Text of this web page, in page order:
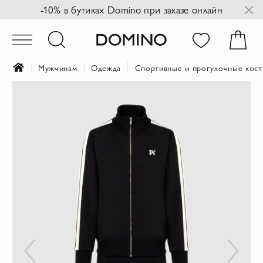
-10% в бутиках Domino при заказе онлайн
Мужчинам Одежда Спортивные и прогулочные